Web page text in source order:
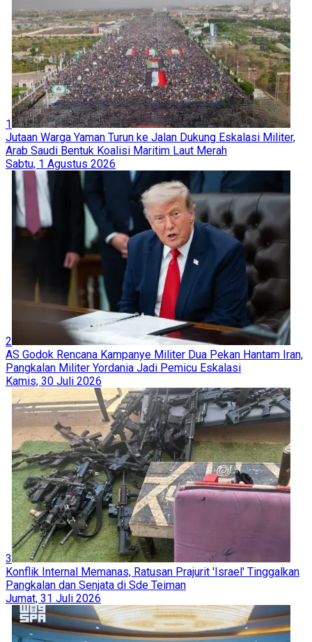
1
Jutaan Warga Yaman Turun ke Jalan Dukung Eskalasi Militer,
Arab Saudi Bentuk Koalisi Maritim Laut Merah
Sabtu, 1 Agustus 2026
2
AS Godok Rencana Kampanye Militer Dua Pekan Hantam Iran,
Pangkalan Militer Yordania Jadi Pemicu Eskalasi
Kamis, 30 Juli 2026
3
Konflik Internal Memanas, Ratusan Prajurit 'Israel' Tinggalkan
Pangkalan dan Senjata di Sde Teiman
Jumat, 31 Juli 2026